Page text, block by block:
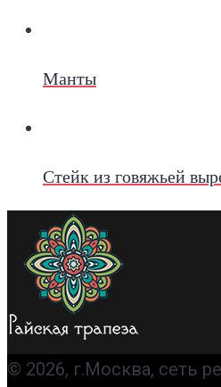
Манты
Стейк из говяжьей
© 2026, г.Москва, сеть